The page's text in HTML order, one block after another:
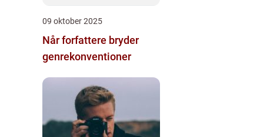
09 oktober 2025
Når forfattere bryder
genrekonventioner